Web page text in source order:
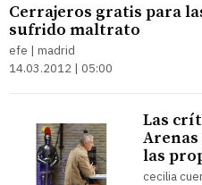
Cerrajeros gratis para
sufrido maltrato
efe | madrid
14.03.2012 | 05:00
Las
las
cecilia